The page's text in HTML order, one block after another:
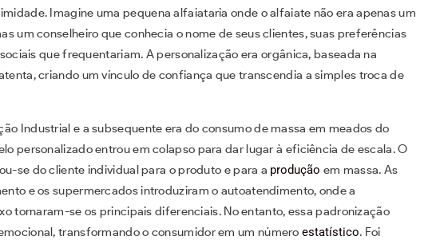
Imagine uma pequena alfaiataria onde o alfaiate não era apenas um
um conselheiro que conhecia o nome de seus clientes, suas preferências
que frequentariam. A personalização era orgânica, baseada na
criando um vínculo de confiança que transcendia a simples troca de
Industrial e a subsequente era do consumo de massa em meados do
personalizado entrou em colapso para dar lugar à eficiência de escala. O
se do cliente individual para o produto e para a produção em massa. As
e os supermercados introduziram o autoatendimento, onde a
tornaram-se os principais diferenciais. No entanto, essa padronização
transformando o consumidor em um númeroestatístico. Foi